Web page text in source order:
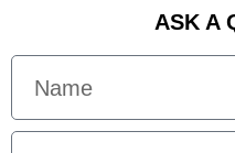
ASK A